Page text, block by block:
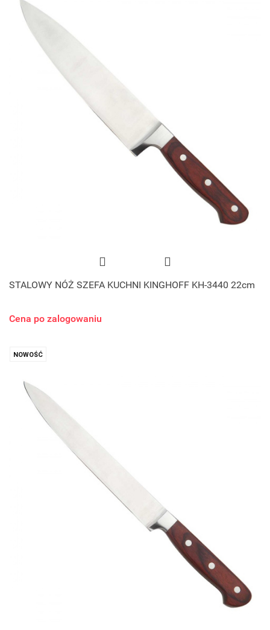
STALOWY NÓŻ SZEFA KUCHNI KINGHOFF KH-3440 22cm
Cena po zalogowaniu
NOWOŚĆ